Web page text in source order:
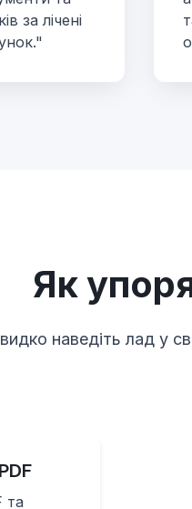
за лічені
Як
наведіть лад у
та